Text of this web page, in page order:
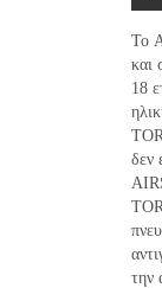
Το
και
18
δεν
την